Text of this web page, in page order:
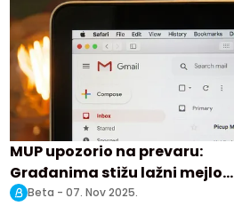
MUP upozorio na prevaru:
Građanima stižu lažni mejlovi
policije, tužilaštva i drugih
Beta - 07. Nov 2025.